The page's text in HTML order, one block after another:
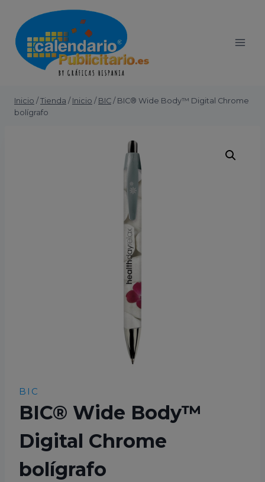
Inicio / Tienda / Inicio / BIC / BIC® Wide Body™ Digital Chrome
bolígrafo
BIC
BIC® Wide Body™
Digital Chrome
bolígrafo